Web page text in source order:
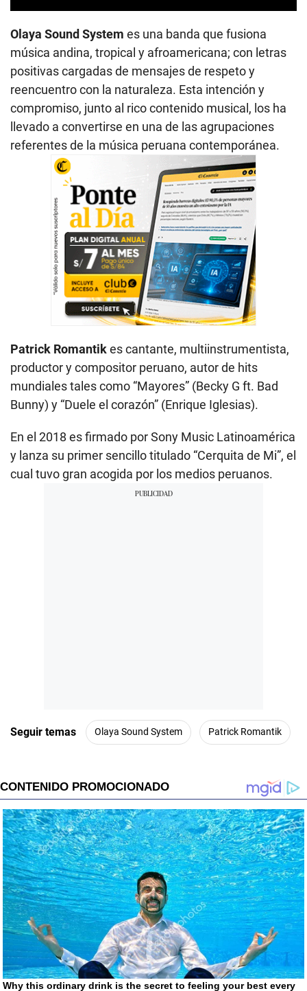
Olaya Sound System es una banda que fusiona
música andina, tropical y afroamericana; con letras
positivas cargadas de mensajes de respeto y
reencuentro con la naturaleza. Esta intención y
compromiso, junto al rico contenido musical, los ha
llevado a convertirse en una de las agrupaciones
referentes de la música peruana contemporánea.
Patrick Romantikes cantante, multiinstrumentista,
productor y compositor peruano, autor de hits
mundiales tales como “Mayores” (Becky G ft. Bad
Bunny) y “Duele el corazón” (Enrique Iglesias).
En el 2018 es firmado por Sony Music Latinoamérica
y lanza su primer sencillo titulado “Cerquita de Mi”, el
cual tuvo gran acogida por los medios peruanos.
Seguir temas Olaya Sound System Patrick Romantik